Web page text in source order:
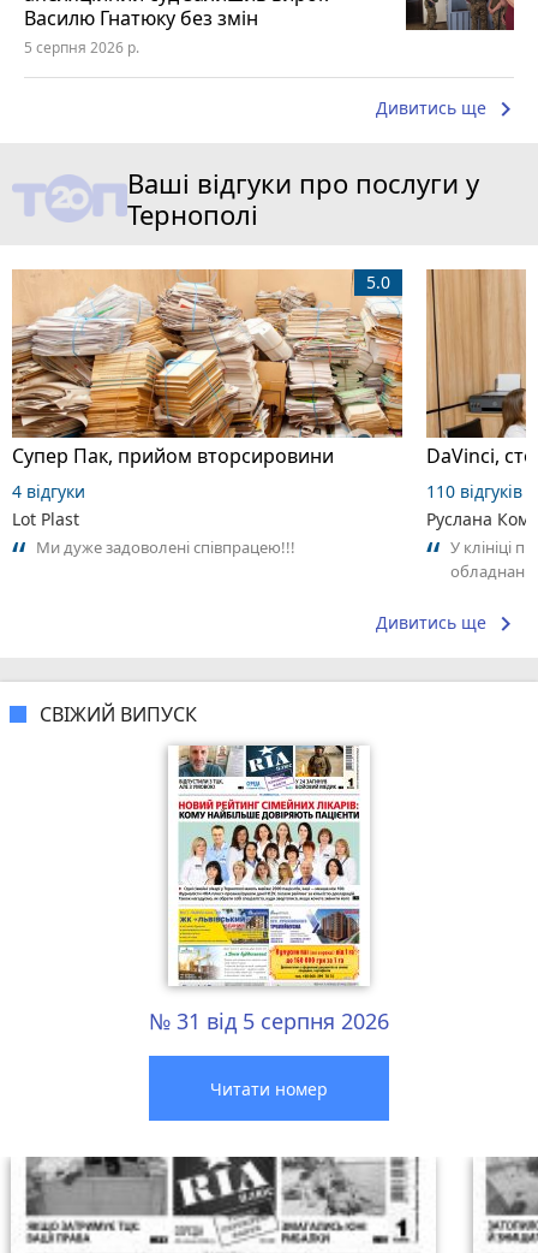
Василю Гнатюку без змін
5 серпня 2026 р.
Дивитись ще keyboard_arrow_right
Ваші відгуки про послуги у
Тернополі
Супер Пак, прийом вторсировини
5.0
4 відгуки
Lot Plast
Ми дуже задоволені співпрацею!!!
DaVinci,
110 відгуків
Руслана
У клініці
Дивитись ще keyboard_arrow_right
СВІЖИЙ ВИПУСК
№ 31 від 5 серпня 2026
Читати номер